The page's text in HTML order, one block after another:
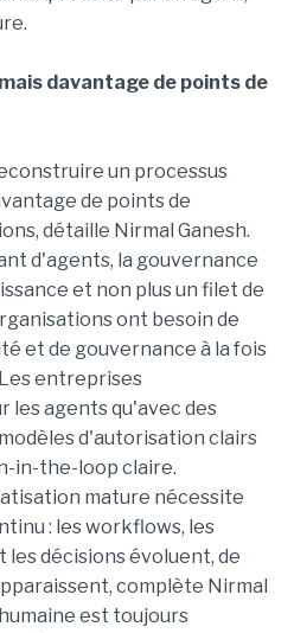
davantage de points de
un processus
de points de
détaille Nirmal Ganesh.
d'agents, la gouvernance
et non plus un filet de
ont besoin de
et de gouvernance à la fois
entreprises
les agents qu'avec des
d'autorisation clairs
in-the-loop claire.
mature nécessite
: les workflows, les
décisions évoluent, de
complète Nirmal
est toujours